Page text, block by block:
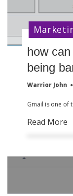
how
being
Warrior John
Gmail is one of
Read More